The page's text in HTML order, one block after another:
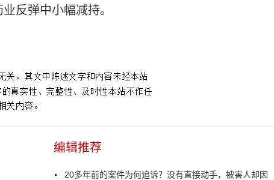
反弹中小幅减持。
编辑推荐
20多年前的案件为何追诉？没有直接动手，被害人却因